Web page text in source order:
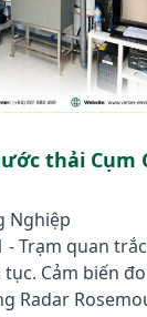
thải Cụm
Nghiệp
- Trạm quan
Cảm biến
Radar